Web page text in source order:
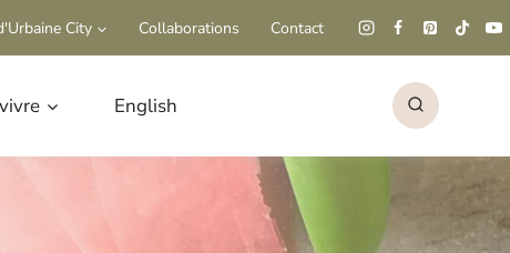
City Collaborations Contact
English